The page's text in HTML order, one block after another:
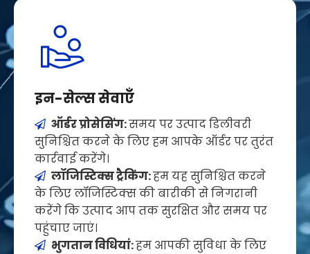
इन-सेल्स सेवाएँ
 ऑर्डर प्रोसेसिंग:समय पर उत्पाद डिलीवरी
सुनिश्चित करने के लिए हम आपके ऑर्डर पर तुरंत
कार्रवाई करेंगे।
 लॉजिस्टिक्स ट्रैकिंग:हम यह सुनिश्चित करने
के लिए लॉजिस्टिक्स की बारीकी से निगरानी
करेंगे कि उत्पाद आप तक सुरक्षित और समय पर
पहुंचाए जाएं।
 भुगतान विधियां:हम आपकी सुविधा के लिए